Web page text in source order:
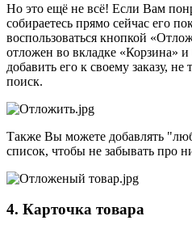
Но это ещё не всё! Если Вам
собираетесь прямо сейчас его
воспользоваться кнопкой
отложен во вкладке «Корзина»
добавить его к своему заказу,
поиск.
Также Вы можете добавлять
список, чтобы не забывать про
4. Карточка товара